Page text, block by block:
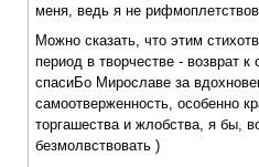
меня, ведь я не
Можно сказать, что этим
период в творчестве - возврат
спасиБо Мирославе за
самоотверженность, особенно
торгашества и жлобства, я бы,
безмолвствовать )